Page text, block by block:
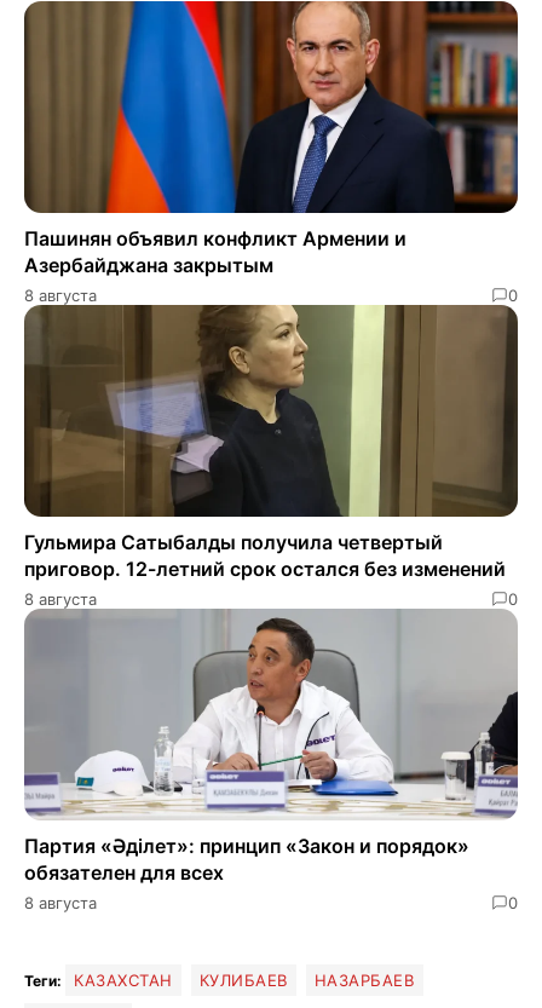
Пашинян объявил конфликт Армении и
Азербайджана закрытым
8 августа 0
Гульмира Сатыбалды получила четвертый
приговор. 12-летний срок остался без изменений
8 августа 0
Партия «Әділет»: принцип «Закон и порядок»
обязателен для всех
8 августа 0
Теги: КАЗАХСТАН КУЛИБАЕВ
НАЗАРБАЕВ